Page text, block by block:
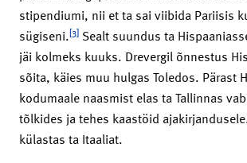
stipendiumi, nii et ta sai viibida Pariisis
sügiseni.[3] Sealt suundus ta
jäi kolmeks kuuks. Drevergil õnnestus
sõita, käies muu hulgas Toledos. Pärast
kodumaale naasmist elas ta Tallinnas
tõlkides ja tehes kaastöid
külastas ta Itaaliat.